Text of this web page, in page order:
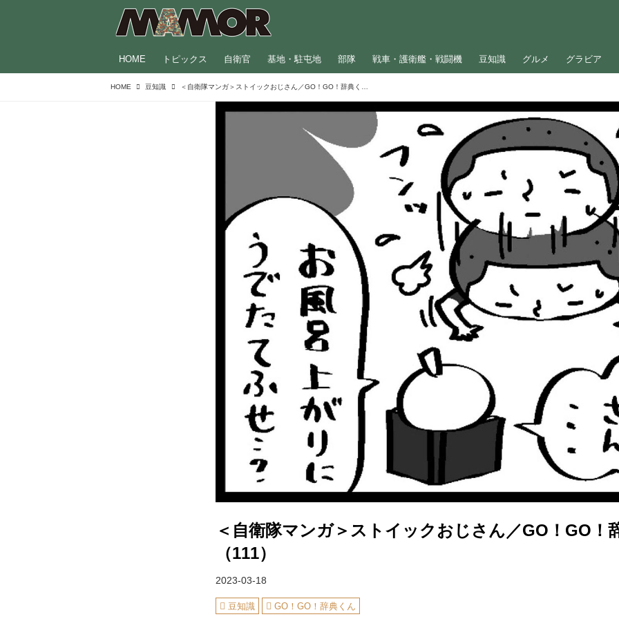
HOME トピックス 自衛官 基地・駐屯地 部隊 戦車・護衛艦・戦闘機 豆知識 グルメ グラビア
HOME 豆知識 ＜自衛隊マンガ＞ストイックおじさん／GO！GO！辞典くん（111）
＜自衛隊マンガ＞ストイックおじさん／GO！GO！
（111）
2023-03-18
豆知識 GO！GO！辞典くん